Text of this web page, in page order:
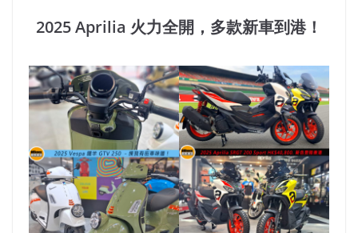
2025 Aprilia 火力全開，多款新車到港！